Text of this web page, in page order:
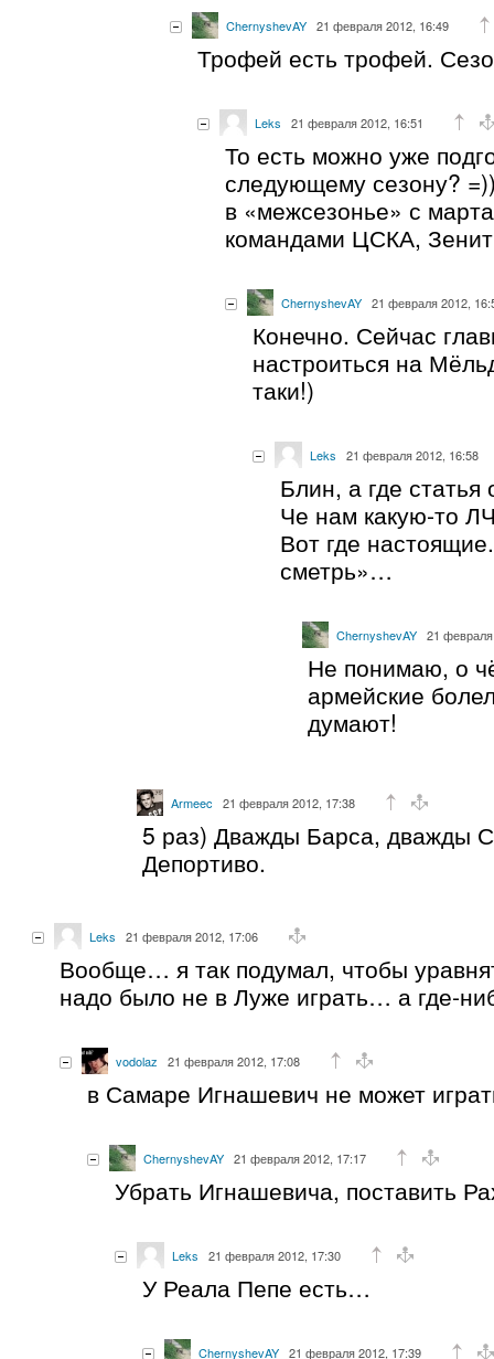
ChernyshevAY 21 февраля 2012, 16:49
Трофей есть трофей.
Leks 21 февраля 2012, 16:51
То есть можно уже
следующему сезону?
в «межсезонье» с
командами ЦСКА,
ChernyshevAY 21 февраля 2012,
Конечно. Сейчас
настроиться на
таки!)
Leks 21 февраля 2012, 16:58
Блин, а где
Че нам какую-то
Вот где
сметрь»…
ChernyshevAY 21
Не понимаю, о
армейские
думают!
Armeec 21 февраля 2012, 17:38
5 раз) Дважды Барса, дважды
Депортиво.
Leks 21 февраля 2012, 17:06
Вообще… я так подумал, чтобы
надо было не в Луже играть… а где-
vodolaz 21 февраля 2012, 17:08
в Самаре Игнашевич не может
ChernyshevAY 21 февраля 2012, 17:17
Убрать Игнашевича, поставить
Leks 21 февраля 2012, 17:30
У Реала Пепе есть…
ChernyshevAY 21 февраля 2012, 17:39